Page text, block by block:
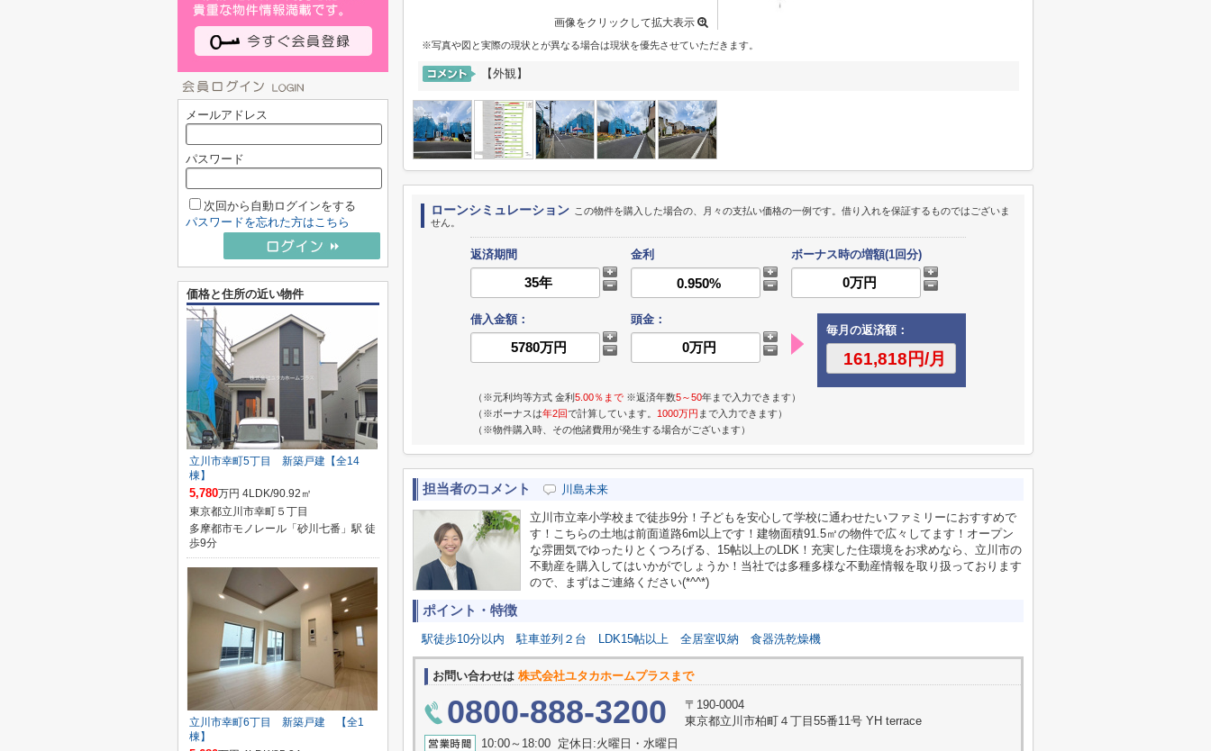
画像をクリックして拡大表示
※写真や図と実際の現状とが異なる場合は現状を優先させていただきます。
【外観】
ローンシミュレーション この物件を購入した場合の、月々の支払い価格の一例です。借り入れを保証するものではございま
せん。
返済期間 金利 ボーナス時の増額(1回分)
借入金額：
頭金：
毎月の返済額：
（※元利均等方式 金利5.00％まで ※返済年数5～50年まで入力できます）
（※ボーナスは年2回で計算しています。 1000万円 まで入力できます）
（※物件購入時、その他諸費用が発生する場合がございます）
担当者のコメント 川島未来
立川市立幸小学校まで徒歩9分！子どもを安心して学校に通わせたいファミリーにおすすめで
す！こちらの土地は前面道路6m以上です！建物面積91.5㎡の物件で広々してます！オープン
な雰囲気でゆったりとくつろげる、15帖以上のLDK！充実した住環境をお求めなら、立川市の
不動産を購入してはいかがでしょうか！当社では多種多様な不動産情報を取り扱っております
ので、まずはご連絡ください(*^^*)
ポイント・特徴
駅徒歩10分以内 駐車並列２台 LDK15帖以上 全居室収納 食器洗乾燥機
お問い合わせは 株式会社ユタカホームプラスまで
0800-888-3200
〒190-0004
東京都立川市柏町４丁目55番11号 YH terrace
10:00～18:00 定休日:火曜日・水曜日
メールアドレス
パスワード
次回から自動ログインをする
パスワードを忘れた方はこちら
価格と住所の近い物件
立川市幸町5丁目 新築戸建【全14
棟】
5,780万円 4LDK/90.92㎡
東京都立川市幸町５丁目
多摩都市モノレール「砂川七番」駅 徒
歩9分
立川市幸町6丁目 新築戸建 【全1
棟】